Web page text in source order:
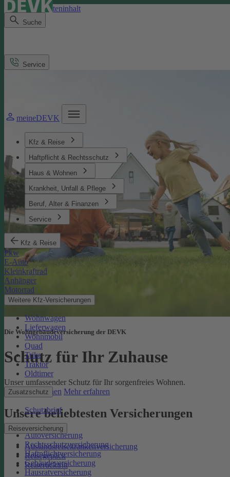
Direkt zum Seiteninhalt
Suche
meineDEVK
Kfz & Reise
Haftpflicht & Rechtsschutz
Haus & Wohnen
Krankheit, Unfall & Pflege
Beruf, Alter & Finanzen
Service
Kfz & Reise
Pkw
E-Auto
Kleinkraftrad
Anhänger
Motorrad
Weitere Kfz-Versicherungen
Wohnwagen
Lieferwagen
Wohnmobil
Quad
Trike
Traktor
Oldtimer
Zusatzschutz
Schutzbrief
Reiseversicherung
Auslandsreisekrankenversicherung
Reisegepäck
Reiserücktritt
Service
Die Wohngebäudeversicherung der DEVK
Schutz für Ihr Zuhause
Unser umfassender Schutz für Ihr sorgenfreies Wohnen.
Online berechnen Mehr erfahren
Unsere beliebtesten Versicherungen
Autoversicherung
Rechtsschutzversicherung
Haftpflichtversicherung
Gebäudeversicherung
Hausratversicherung